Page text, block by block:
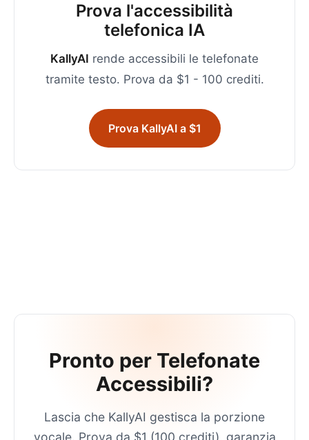
Prova l'accessibilità
telefonica IA
KallyAI rende accessibili le telefonate
tramite testo. Prova da $1 - 100 crediti.
Prova KallyAI a $1
Pronto per Telefonate
Accessibili?
Lascia che KallyAI gestisca la porzione
vocale. Prova da $1 (100 crediti), garanzia